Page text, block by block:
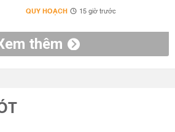
QUY HOẠCH 15 giờ trước
thêm